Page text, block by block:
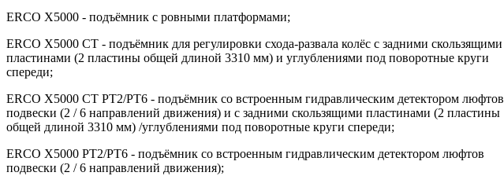
ERCO X5000 - подъёмник с ровными платформами;
ERCO X5000 CT - подъёмник для регулировки схода-развала колёс с задними скользящими
пластинами (2 пластины общей длиной 3310 мм) и углублениями под поворотные круги
спереди;
ERCO X5000 CT PT2/PT6 - подъёмник со встроенным гидравлическим детектором люфтов
подвески (2 / 6 направлений движения) и с задними скользящими пластинами (2 пластины
общей длиной 3310 мм) /углублениями под поворотные круги спереди;
ERCO X5000 PT2/PT6 - подъёмник со встроенным гидравлическим детектором люфтов
подвески (2 / 6 направлений движения);